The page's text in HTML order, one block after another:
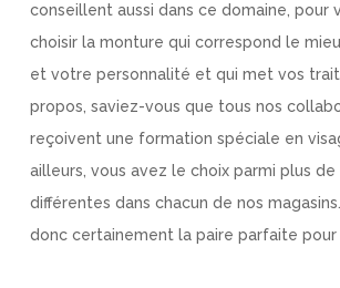
conseillent aussi dans ce domaine, pour
choisir la monture qui correspond le
et votre personnalité et qui met vos
propos, saviez-vous que tous nos
reçoivent une formation spéciale en
ailleurs, vous avez le choix parmi plus
différentes dans chacun de nos
donc certainement la paire parfaite pour